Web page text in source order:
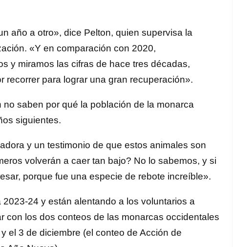
año a otro», dice Pelton, quien supervisa la
«Y en comparación con 2020,
y miramos las cifras de hace tres décadas,
para lograr una gran recuperación».
saben por qué la población de la monarca
siguientes.
y un testimonio de que estos animales son
volverán a caer tan bajo? No lo sabemos, y si
porque fue una especie de rebote increíble».
24 y están alentando a los voluntarios a
con los dos conteos de las monarcas occidentales
el 3 de diciembre (el conteo de Acción de